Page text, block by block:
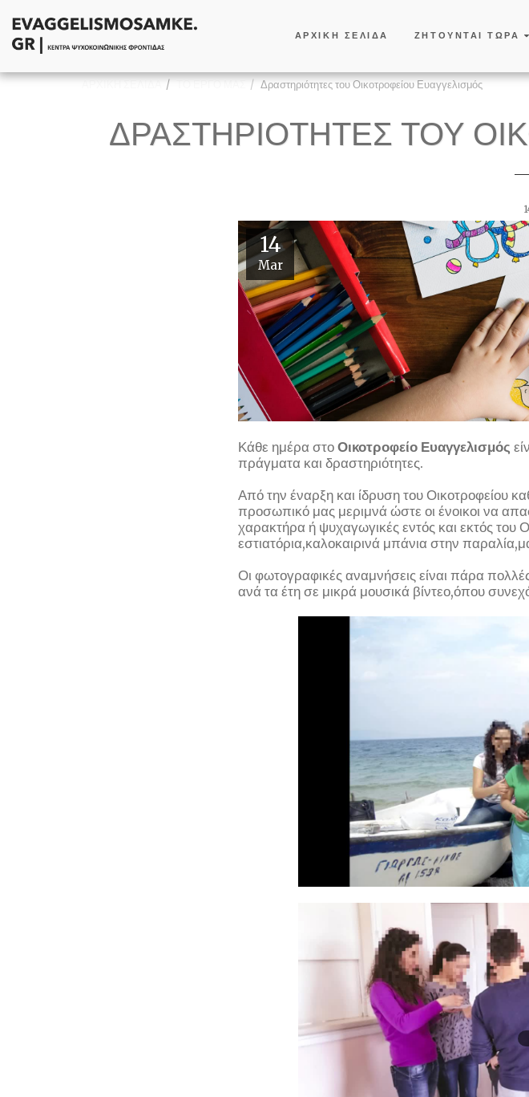
ΑΡΧΙΚΗ ΣΕΛΙΔΑ ΖΗΤΟΥΝΤΑΙ ΤΩΡΑ
Δραστηριότητες του Οικοτροφείου Ευαγγελισμός
ΔΡΑΣΤΗΡΙΌΤΗΤΕΣ ΤΟΥ
14
Mar
Κάθε ημέρα στοΟικοτροφείο Ευαγγελισμός
πράγματα και δραστηριότητες.
Από την έναρξη και ίδρυση του Οικοτροφείου
προσωπικό μας μεριμνά ώστε οι ένοικοι να
χαρακτήρα ή ψυχαγωγικές εντός και εκτός του
εστιατόρια,καλοκαιρινά μπάνια στην
Οι φωτογραφικές αναμνήσεις είναι πάρα
ανά τα έτη σε μικρά μουσικά βίντεο,όπου